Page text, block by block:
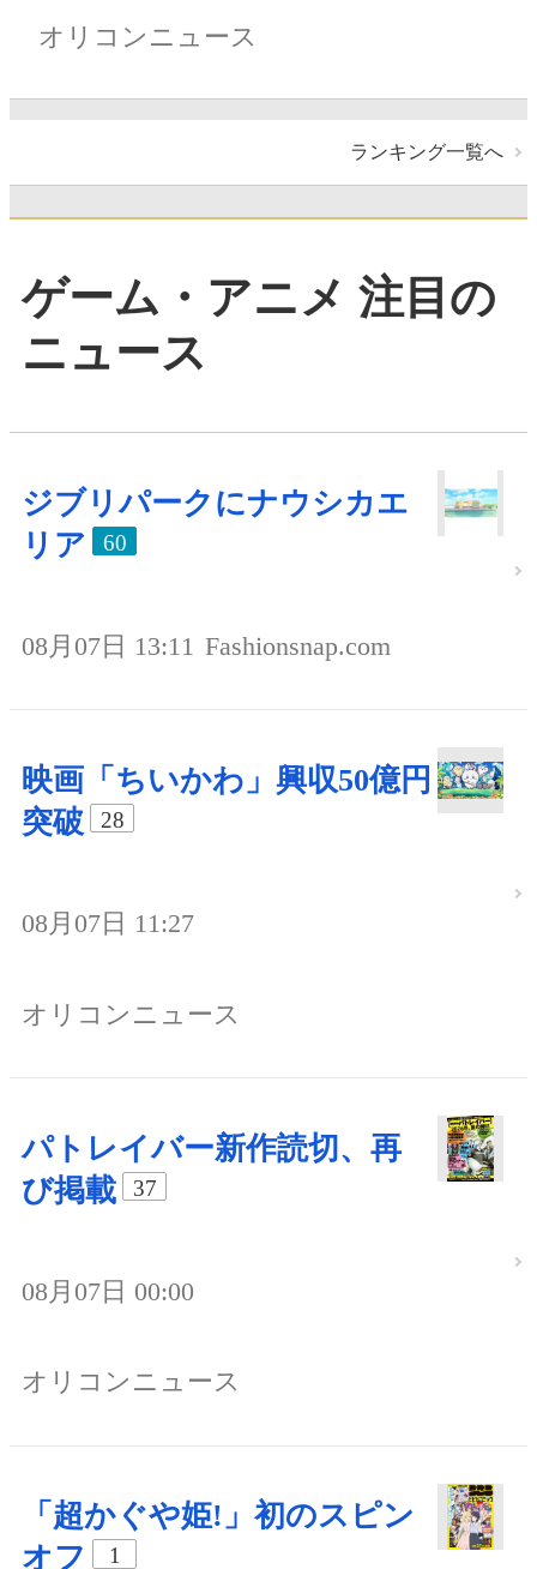
オリコンニュース
ランキング一覧へ
ゲーム・アニメ 注目の
ニュース
ジブリパークにナウシカエ
リア
60
08月07日 13:11 Fashionsnap.com
映画「ちいかわ」興収50億円
突破
28
08月07日 11:27
オリコンニュース
パトレイバー新作読切、再
び掲載
37
08月07日 00:00
オリコンニュース
「超かぐや姫!」初のスピン
オフ
1